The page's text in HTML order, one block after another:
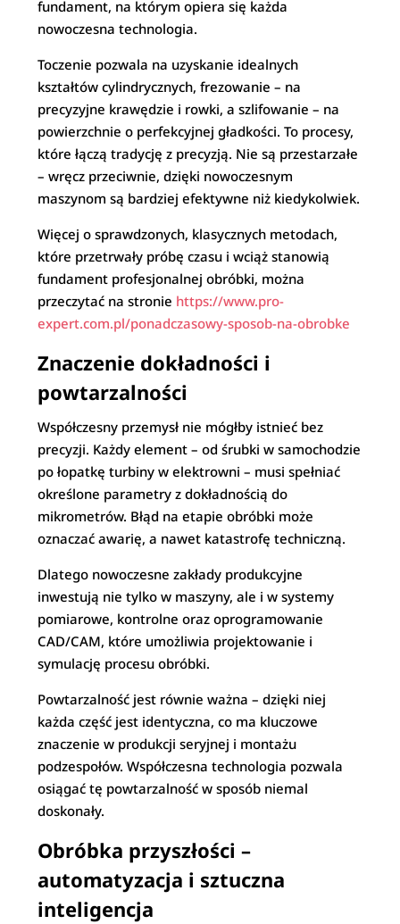
fundament, na którym opiera się każda
nowoczesna technologia.
Toczenie pozwala na uzyskanie idealnych
kształtów cylindrycznych, frezowanie – na
precyzyjne krawędzie i rowki, a szlifowanie – na
powierzchnie o perfekcyjnej gładkości. To procesy,
które łączą tradycję z precyzją. Nie są przestarzałe
– wręcz przeciwnie, dzięki nowoczesnym
maszynom są bardziej efektywne niż kiedykolwiek.
Więcej o sprawdzonych, klasycznych metodach,
które przetrwały próbę czasu i wciąż stanowią
fundament profesjonalnej obróbki, można
przeczytać na stronie https://www.pro-
expert.com.pl/ponadczasowy-sposob-na-obrobke
Znaczenie dokładności i
powtarzalności
Współczesny przemysł nie mógłby istnieć bez
precyzji. Każdy element – od śrubki w samochodzie
po łopatkę turbiny w elektrowni – musi spełniać
określone parametry z dokładnością do
mikrometrów. Błąd na etapie obróbki może
oznaczać awarię, a nawet katastrofę techniczną.
Dlatego nowoczesne zakłady produkcyjne
inwestują nie tylko w maszyny, ale i w systemy
pomiarowe, kontrolne oraz oprogramowanie
CAD/CAM, które umożliwia projektowanie i
symulację procesu obróbki.
Powtarzalność jest równie ważna – dzięki niej
każda część jest identyczna, co ma kluczowe
znaczenie w produkcji seryjnej i montażu
podzespołów. Współczesna technologia pozwala
osiągać tę powtarzalność w sposób niemal
doskonały.
Obróbka przyszłości –
automatyzacja i sztuczna
inteligencja